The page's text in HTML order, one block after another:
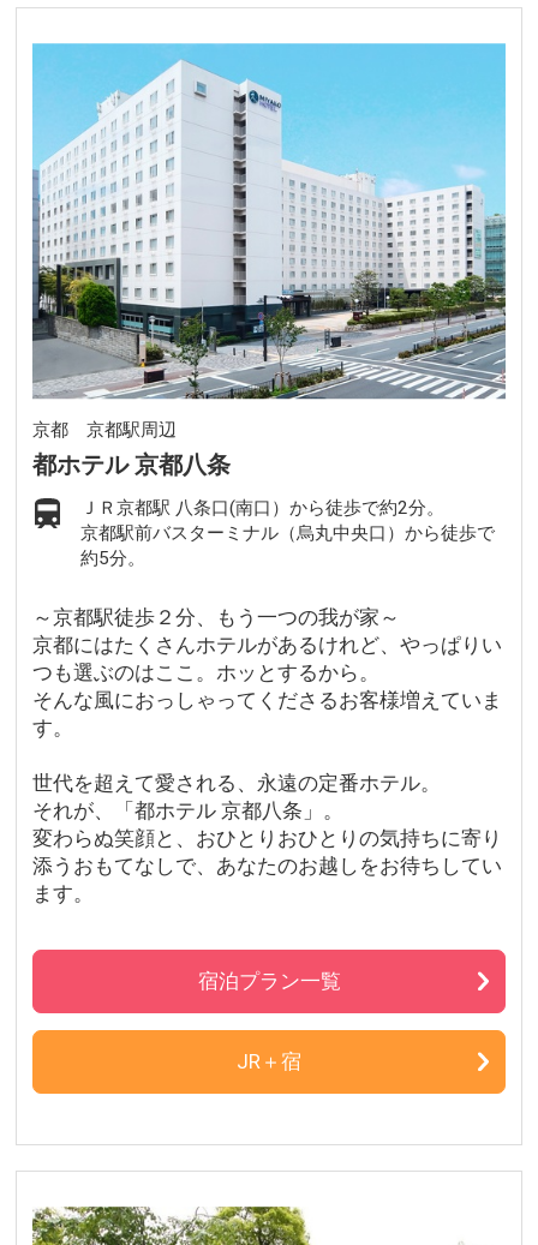
京都 京都駅周辺
都ホテル 京都八条
ＪＲ京都駅 八条口(南口）から徒歩で約2分。
京都駅前バスターミナル（烏丸中央口）から徒歩で
約5分。
～京都駅徒歩２分、もう一つの我が家～
京都にはたくさんホテルがあるけれど、やっぱりい
つも選ぶのはここ。ホッとするから。
そんな風におっしゃってくださるお客様増えていま
す。
世代を超えて愛される、永遠の定番ホテル。
それが、「都ホテル 京都八条」。
変わらぬ笑顔と、おひとりおひとりの気持ちに寄り
添うおもてなしで、あなたのお越しをお待ちしてい
ます。
宿泊プラン一覧
JR＋宿